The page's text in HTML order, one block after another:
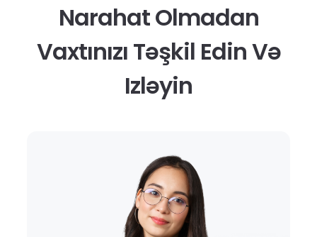
Narahat Olmadan
Vaxtınızı Təşkil Edin Və
Izləyin